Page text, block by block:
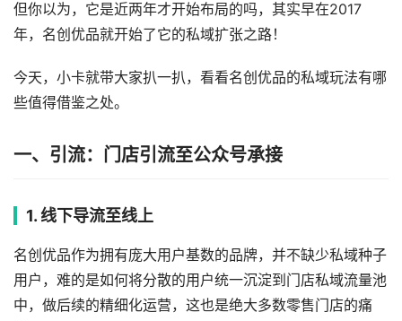
但你以为，它是近两年才开始布局的吗，其实早在2017
年，名创优品就开始了它的私域扩张之路！
今天，小卡就带大家扒一扒，看看名创优品的私域玩法有哪
些值得借鉴之处。
一、引流：门店引流至公众号承接
1. 线下导流至线上
名创优品作为拥有庞大用户基数的品牌，并不缺少私域种子
用户，难的是如何将分散的用户统一沉淀到门店私域流量池
中，做后续的精细化运营，这也是绝大多数零售门店的痛